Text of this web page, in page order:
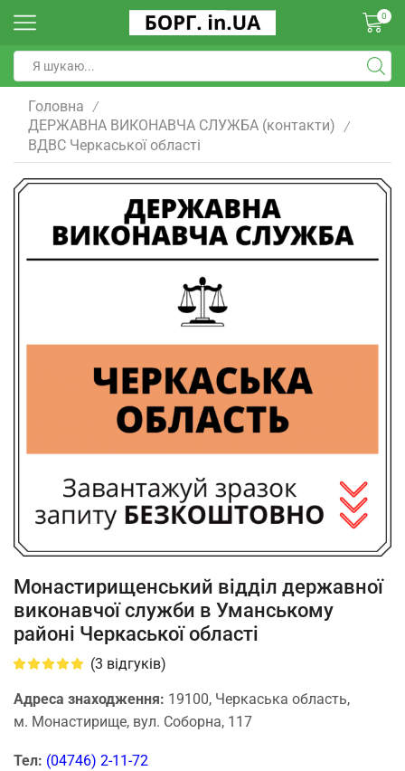
0
Головна /
ДЕРЖАВНА ВИКОНАВЧА СЛУЖБА (контакти) /
ВДВС Черкаської області
Монастирищенський відділ державної
виконавчої служби в Уманському
районі Черкаської області
(3 відгуків)
Адреса знаходження: 19100, Черкаська область,
м. Монастирище, вул. Соборна, 117
Тел: (04746) 2-11-72